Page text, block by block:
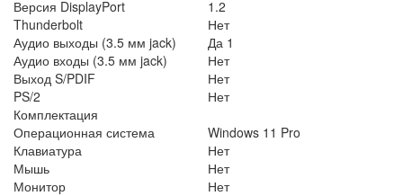
Версия DisplayPort
1.2
Thunderbolt
Нет
Аудио выходы (3.5 мм jack)
Да 1
Аудио входы (3.5 мм jack)
Нет
Выход S/PDIF
Нет
PS/2
Нет
Комплектация
Операционная система
Windows 11 Pro
Клавиатура
Нет
Мышь
Нет
Монитор
Нет